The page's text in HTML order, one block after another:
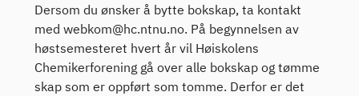
Dersom du ønsker å bytte bokskap, ta kontakt
med webkom@hc.ntnu.no. På begynnelsen av
høstsemesteret hvert år vil Høiskolens
Chemikerforening gå over alle bokskap og tømme
skap som er oppført som tomme. Derfor er det